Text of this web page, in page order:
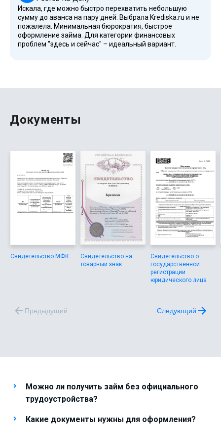
Искала, где можно быстро перехватить небольшую
сумму до аванса на пару дней. Выбрала Krediska.ru и не
пожалела. Минимальная бюрократия, быстрое
оформление займа. Для категории финансовых
проблем "здесь и сейчас" – идеальный вариант.
Документы
Свидетельство МФК
Свидетельство на
товарный знак
Свидетельство о
государственной
регистрации
юридического лица
Предыдущий Следующий
Можно ли получить займ без официального
трудоустройства?
Какие документы нужны для оформления?